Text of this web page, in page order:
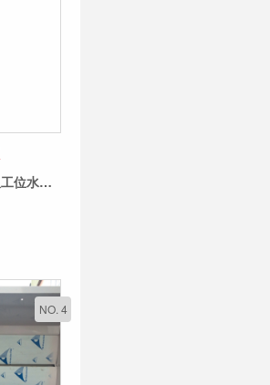
齐泰机械-MF9230 双工位水帘机
NO. 4